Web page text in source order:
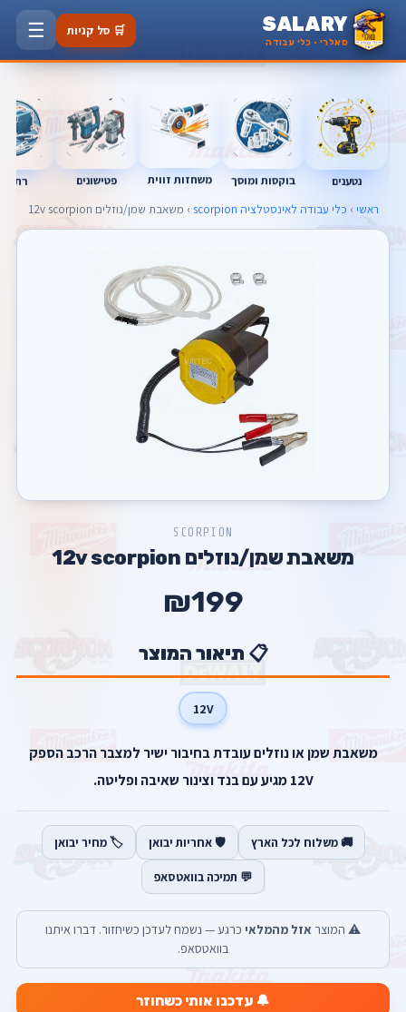
SALARY
סאלרי · כלי עבודה
🛒 סל קניות ☰
נטענים בוקסות ומוסך משחזות זווית פטישונים
ראשי › כלי עבודה לאינסטלציה scorpion › משאבת שמן/נוזלים 12v scorpion
SCORPION
משאבת שמן/נוזלים 12v scorpion
₪199
📋 תיאור המוצר
12V
משאבת שמן או נוזלים עובדת בחיבור ישיר למצבר הרכב הספק
12V מגיע עם בנד וצינור שאיבה ופליטה.
🚚 משלוח לכל הארץ 🛡️ אחריות יבואן 🏷️ מחיר יבואן
💬 תמיכה בוואטסאפ
⚠️ המוצר אזל מהמלאי כרגע — נשמח לעדכן כשיחזור. דברו איתנו
בוואטסאפ.
🔔 עדכנו אותי כשחוזר